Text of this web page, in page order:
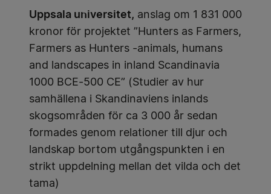
Uppsala universitet, anslag om 1 831 000
kronor för projektet ”Hunters as Farmers,
Farmers as Hunters -animals, humans
and landscapes in inland Scandinavia
1000 BCE-500 CE” (Studier av hur
samhällena i Skandinaviens inlands
skogsområden för ca 3 000 år sedan
formades genom relationer till djur och
landskap bortom utgångspunkten i en
strikt uppdelning mellan det vilda och det
tama)